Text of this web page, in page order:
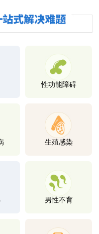
性功能障碍
生殖感染
男性不育